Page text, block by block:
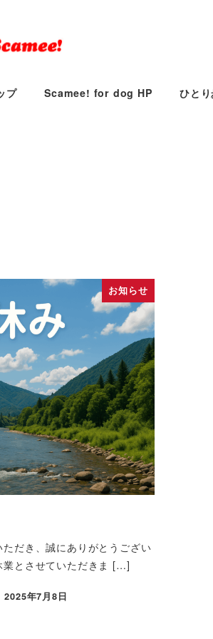
プ Scamee! for dog HP ひと
お知らせ
だき、誠にありがとうござい
業とさせていただきま […]
2025年7月8日